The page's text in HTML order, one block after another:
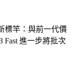
標竿：與前一代價
Fast 進一步將批次